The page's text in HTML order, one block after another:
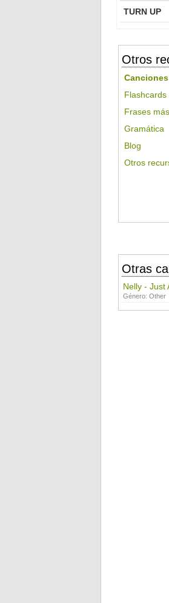
TURN UP
Otros
Flashcards
Frases
Gramática
Blog
Otros
Otras
Nelly - Just
Género: Other